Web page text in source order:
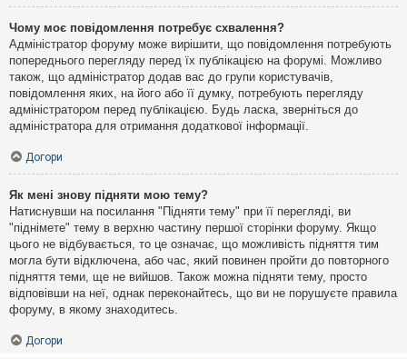
Чому моє повідомлення потребує схвалення?
Адміністратор форуму може вирішити, що повідомлення потребують
попереднього перегляду перед їх публікацією на форумі. Можливо
також, що адміністратор додав вас до групи користувачів,
повідомлення яких, на його або її думку, потребують перегляду
адміністратором перед публікацією. Будь ласка, зверніться до
адміністратора для отримання додаткової інформації.
Догори
Як мені знову підняти мою тему?
Натиснувши на посилання "Підняти тему" при її перегляді, ви
"піднімете" тему в верхню частину першої сторінки форуму. Якщо
цього не відбувається, то це означає, що можливість підняття тим
могла бути відключена, або час, який повинен пройти до повторного
підняття теми, ще не вийшов. Також можна підняти тему, просто
відповівши на неї, однак переконайтесь, що ви не порушуєте правила
форуму, в якому знаходитесь.
Догори